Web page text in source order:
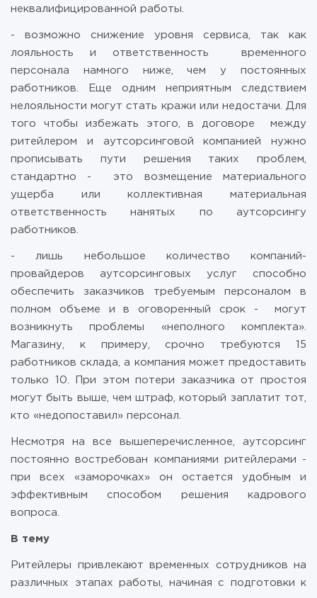
неквалифицированной работы.
- возможно снижение уровня сервиса, так как
лояльность и ответственность временного
персонала намного ниже, чем у постоянных
работников. Еще одним неприятным следствием
нелояльности могут стать кражи или недостачи. Для
того чтобы избежать этого, в договоре между
ритейлером и аутсорсинговой компанией нужно
прописывать пути решения таких проблем,
стандартно - это возмещение материального
ущерба или коллективная материальная
ответственность нанятых по аутсорсингу
работников.
- лишь небольшое количество компаний-
провайдеров аутсорсинговых услуг способно
обеспечить заказчиков требуемым персоналом в
полном объеме и в оговоренный срок - могут
возникнуть проблемы «неполного комплекта».
Магазину, к примеру, срочно требуются 15
работников склада, а компания может предоставить
только 10. При этом потери заказчика от простоя
могут быть выше, чем штраф, который заплатит тот,
кто «недопоставил» персонал.
Несмотря на все вышеперечисленное, аутсорсинг
постоянно востребован компаниями ритейлерами -
при всех «заморочках» он остается удобным и
эффективным способом решения кадрового
вопроса.
В тему
Ритейлеры привлекают временных сотрудников на
различных этапах работы, начиная с подготовки к